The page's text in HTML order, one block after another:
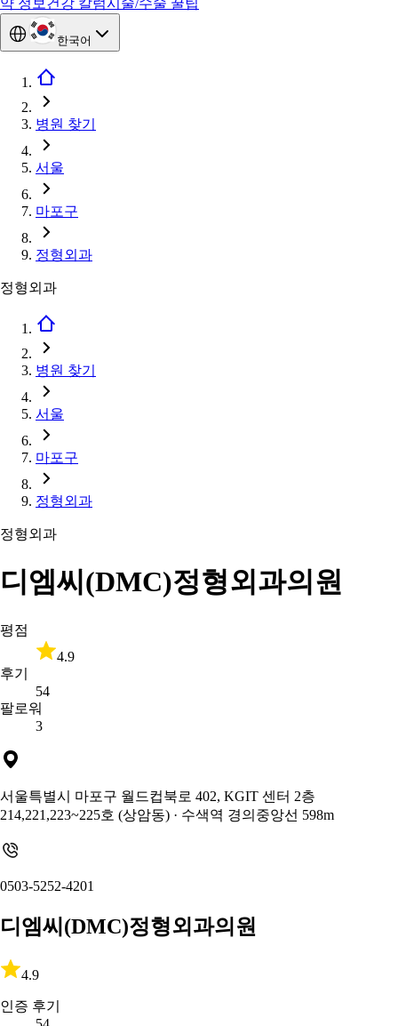
약 정보 건강 칼럼시술/수술 꿀팁
한국어
병원 찾기
서울
마포구
정형외과
정형외과
병원 찾기
서울
마포구
정형외과
정형외과
디엠씨(DMC)정형외과의원
평점
4.9
후기
54
팔로워
3
서울특별시 마포구 월드컵북로 402, KGIT 센터 2층
214,221,223~225호 (상암동) · 수색역 경의중앙선 598m
0503-5252-4201
디엠씨(DMC)정형외과의원
4.9
인증 후기